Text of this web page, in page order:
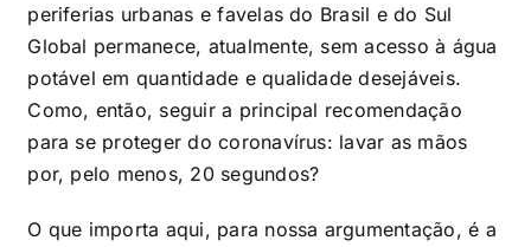
periferias urbanas e favelas do Brasil e do Sul
Global permanece, atualmente, sem acesso à água
potável em quantidade e qualidade desejáveis.
Como, então, seguir a principal recomendação
para se proteger do coronavírus: lavar as mãos
por, pelo menos, 20 segundos?
O que importa aqui, para nossa argumentação, é a